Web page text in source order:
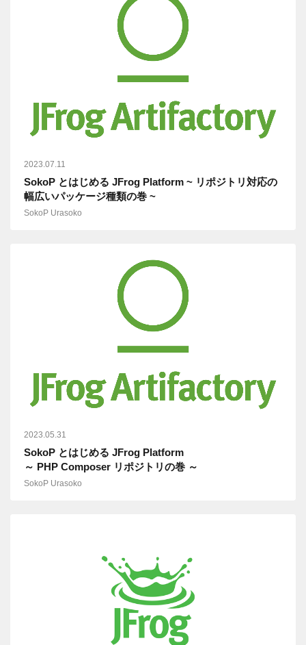
2023.07.11
SokoP とはじめる JFrog Platform ~ リポジトリ対応の
幅広いパッケージ種類の巻 ~
SokoP Urasoko
2023.05.31
SokoP とはじめる JFrog Platform
～ PHP Composer リポジトリの巻 ～
SokoP Urasoko